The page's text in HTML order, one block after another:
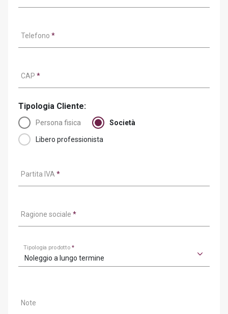
Telefono *
CAP *
Tipologia Cliente:
Persona fisica Società
Libero professionista
Partita IVA *
Ragione sociale *
Tipologia prodotto*
Noleggio a lungo termine
Note